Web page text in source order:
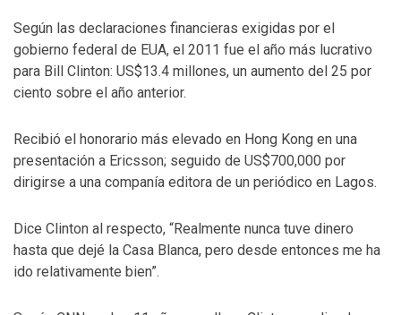
Según las declaraciones financieras exigidas por el
gobierno federal de EUA, el 2011 fue el año más lucrativo
para Bill Clinton: US$13.4 millones, un aumento del 25 por
ciento sobre el año anterior.
Recibió el honorario más elevado en Hong Kong en una
presentación a Ericsson; seguido de US$700,000 por
dirigirse a una companía editora de un periódico en Lagos.
Dice Clinton al respecto, “Realmente nunca tuve dinero
hasta que dejé la Casa Blanca, pero desde entonces me ha
ido relativamente bien”.